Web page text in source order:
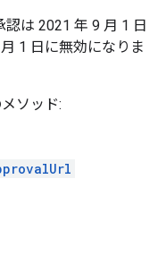
は 2021 年 9 月 1 日
1 日に無効になりま
ソッド: